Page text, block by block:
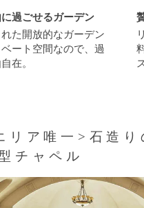
過ごせるガーデン
た開放的なガーデン
ート空間なので、過
在。
リア唯一>石造り
チャペル